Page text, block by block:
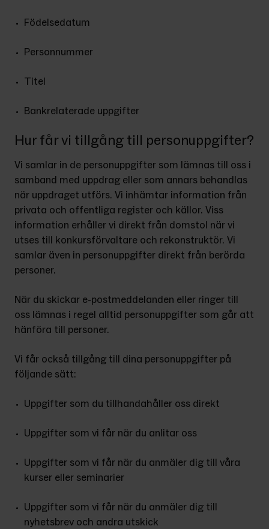
Födelsedatum
Personnummer
Titel
Bankrelaterade uppgifter
Hur får vi tillgång till personuppgifter?
Vi samlar in de personuppgifter som lämnas till oss i
samband med uppdrag eller som annars behandlas
när uppdraget utförs. Vi inhämtar information från
privata och offentliga register och källor. Viss
information erhåller vi direkt från domstol när vi
utses till konkursförvaltare och rekonstruktör. Vi
samlar även in personuppgifter direkt från berörda
personer.
När du skickar e-postmeddelanden eller ringer till
oss lämnas i regel alltid personuppgifter som går att
hänföra till personer.
Vi får också tillgång till dina personuppgifter på
följande sätt:
Uppgifter som du tillhandahåller oss direkt
Uppgifter som vi får när du anlitar oss
Uppgifter som vi får när du anmäler dig till våra
kurser eller seminarier
Uppgifter som vi får när du anmäler dig till
nyhetsbrev och andra utskick